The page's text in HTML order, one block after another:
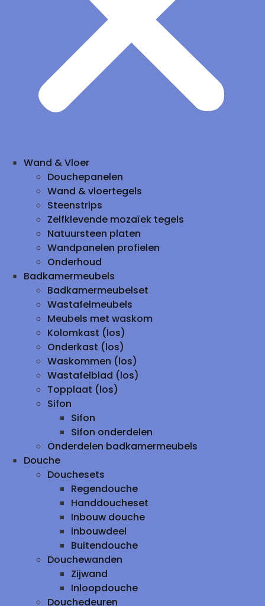
Wand & Vloer
Douchepanelen
Wand & vloertegels
Steenstrips
Zelfklevende mozaïek tegels
Natuursteen platen
Wandpanelen profielen
Onderhoud
Badkamermeubels
Badkamermeubelset
Wastafelmeubels
Meubels met waskom
Kolomkast (los)
Onderkast (los)
Waskommen (los)
Wastafelblad (los)
Topplaat (los)
Sifon
Sifon
Sifon onderdelen
Onderdelen badkamermeubels
Douche
Douchesets
Regendouche
Handdoucheset
Inbouw douche
inbouwdeel
Buitendouche
Douchewanden
Zijwand
Inloopdouche
Douchedeuren